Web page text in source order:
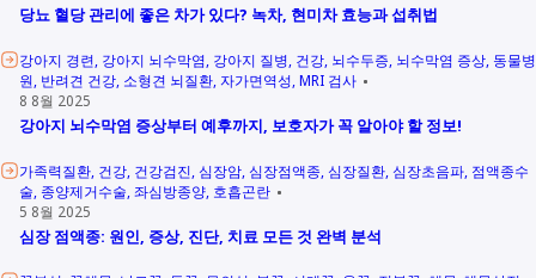
당뇨 혈당 관리에 좋은 차가 있다? 녹차, 현미차 효능과 섭취법
강아지 경련 강아지 뇌수막염 강아지 질병 건강 뇌수두증 뇌수막염 증상 동물병
원 반려견 건강 소형견 뇌질환 자가면역성 MRI 검사
8 8월 2025
강아지 뇌수막염 증상부터 예후까지, 보호자가 꼭 알아야 할 정보!
가족력질환 건강 건강검진 심장암 심장점액종 심장질환 심장초음파 점액종수
술 종양제거수술 좌심방종양 호흡곤란
5 8월 2025
심장 점액종: 원인, 증상, 진단, 치료 모든 것 완벽 분석